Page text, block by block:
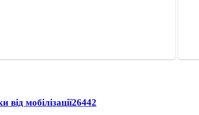
мобілізації26442